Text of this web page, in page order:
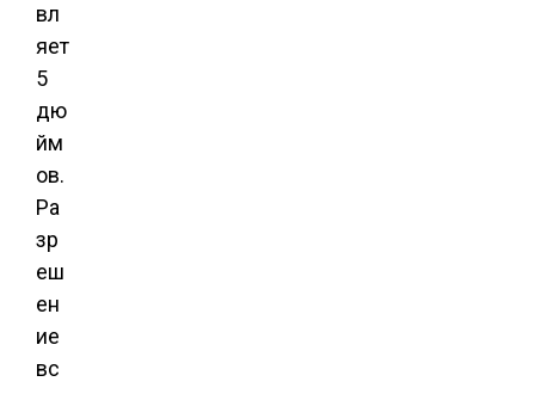
вл
яет
5
дю
йм
ов.
Ра
зр
еш
ен
ие
вс